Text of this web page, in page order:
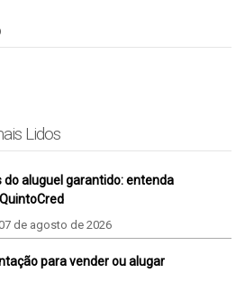
Lidos
do aluguel garantido: entenda
de agosto de 2026
para vender ou alugar